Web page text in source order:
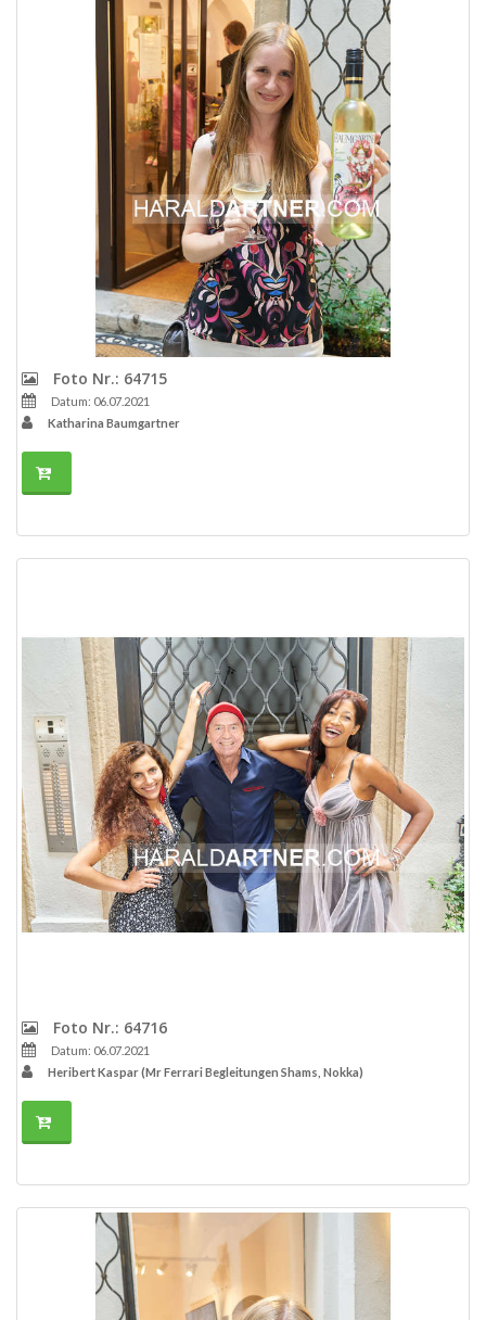
Foto Nr.: 64715
Datum: 06.07.2021
Katharina Baumgartner
Foto Nr.: 64716
Datum: 06.07.2021
Heribert Kaspar (Mr Ferrari Begleitungen Shams, Nokka)